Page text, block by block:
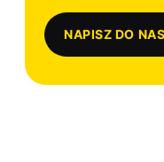
NAPISZ DO